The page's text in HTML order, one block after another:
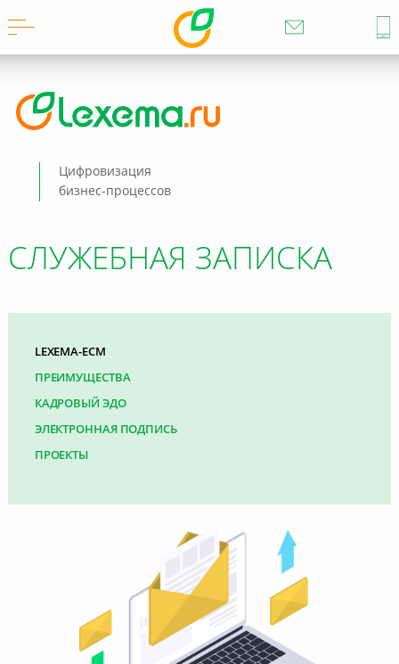
СЛУЖЕБНАЯ ЗАПИСКА
LEXEMA-ECM
ПРЕИМУЩЕСТВА
КАДРОВЫЙ ЭДО
ЭЛЕКТРОННАЯ ПОДПИСЬ
ПРОЕКТЫ
Цифровизация
бизнес-процессов